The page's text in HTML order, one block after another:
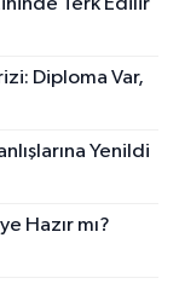
Terk Edilir
Diploma Var,
Yenildi
Hazır mı?